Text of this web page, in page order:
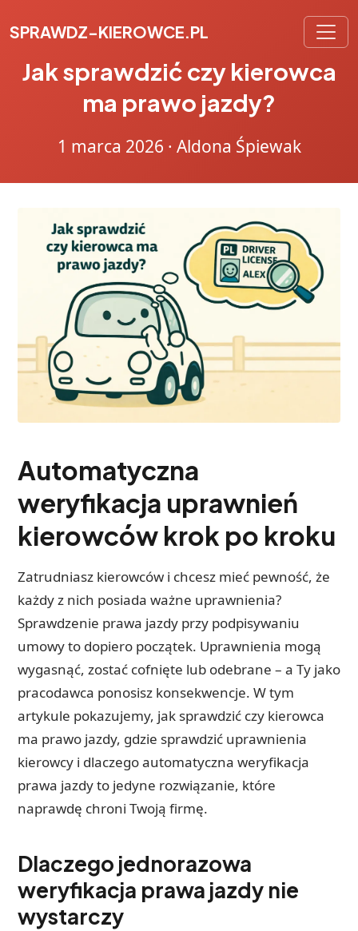
SPRAWDZ-KIEROWCE.PL
Jak sprawdzić czy kierowca
ma prawo jazdy?
1 marca 2026 · Aldona Śpiewak
Automatyczna
weryfikacja uprawnień
kierowców krok po kroku
Zatrudniasz kierowców i chcesz mieć pewność, że
każdy z nich posiada ważne uprawnienia?
Sprawdzenie prawa jazdy przy podpisywaniu
umowy to dopiero początek. Uprawnienia mogą
wygasnąć, zostać cofnięte lub odebrane – a Ty jako
pracodawca ponosisz konsekwencje. W tym
artykule pokazujemy, jak sprawdzić czy kierowca
ma prawo jazdy, gdzie sprawdzić uprawnienia
kierowcy i dlaczego automatyczna weryfikacja
prawa jazdy to jedyne rozwiązanie, które
naprawdę chroni Twoją firmę.
Dlaczego jednorazowa
weryfikacja prawa jazdy nie
wystarczy